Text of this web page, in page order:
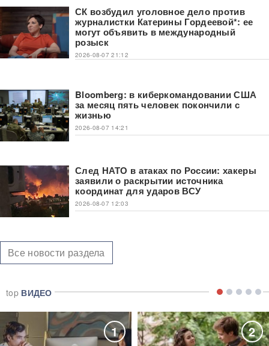
СК возбудил уголовное дело против
журналистки Катерины Гордеевой*: ее
могут объявить в международный
розыск
2026-08-07 21:12
Bloomberg: в киберкомандовании США
за месяц пять человек покончили с
жизнью
2026-08-07 14:21
След НАТО в атаках по России: хакеры
заявили о раскрытии источника
координат для ударов ВСУ
2026-08-07 12:03
Все новости раздела
top ВИДЕО
1 2